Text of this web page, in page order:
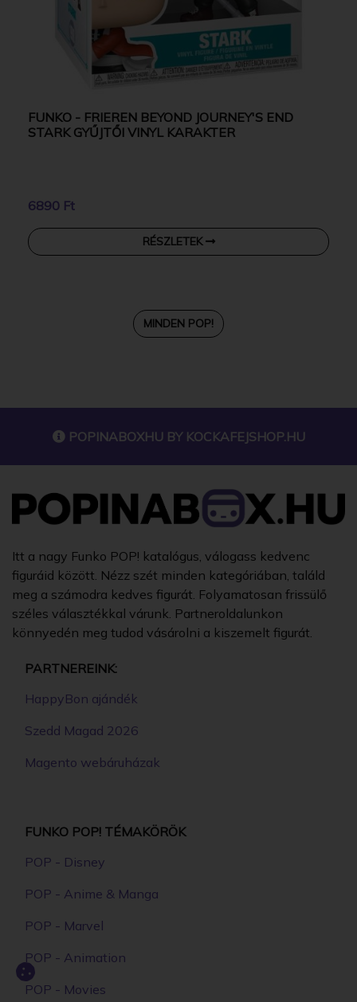
FUNKO - FRIEREN BEYOND JOURNEY'S END
STARK GYŰJTŐI VINYL KARAKTER
6890 Ft
RÉSZLETEK
MINDEN POP!
POPINABOXHU BY KOCKAFEJSHOP.HU
Itt a nagy Funko POP! katalógus, válogass kedvenc
figuráid között. Nézz szét minden kategóriában, találd
meg a számodra kedves figurát. Folyamatosan frissülő
széles választékkal várunk. Partneroldalunkon
könnyedén meg tudod vásárolni a kiszemelt figurát.
PARTNEREINK:
HappyBon ajándék
Szedd Magad 2026
Magento webáruházak
FUNKO POP! TÉMAKÖRÖK
POP - Disney
POP - Anime & Manga
POP - Marvel
POP - Animation
POP - Movies